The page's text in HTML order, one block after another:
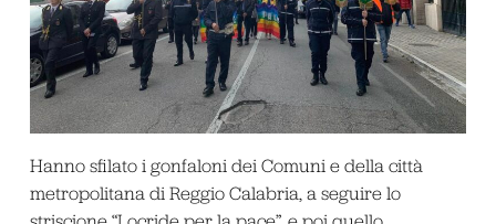
Hanno sfilato i gonfaloni dei Comuni e della città
metropolitana di Reggio Calabria, a seguire lo